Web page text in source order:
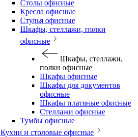
Столы офисные
Кресла офисные
Стулья офисные
Шкафы, стеллажи, полки
офисные
Шкафы, стеллажи,
полки офисные
Шкафы офисные
Шкафы для документов
офисные
Шкафы платяные офисные
Стеллажи офисные
Тумбы офисные
Кухни и столовые офисные